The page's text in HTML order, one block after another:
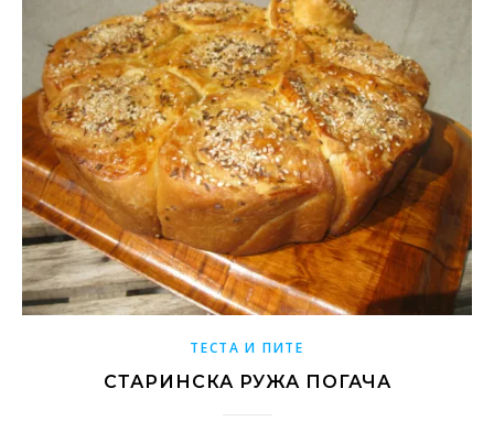
ТЕСТА И ПИТЕ
СТАРИНСКА РУЖА ПОГАЧА